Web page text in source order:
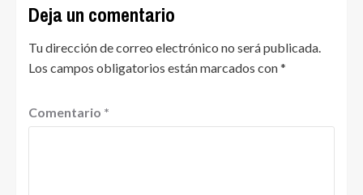
Deja un comentario
Tu dirección de correo electrónico no será publicada.
Los campos obligatorios están marcados con*
Comentario *